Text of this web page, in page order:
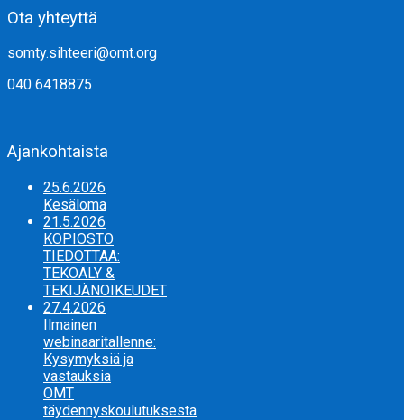
Ota yhteyttä
somty.sihteeri@omt.org
040 6418875
Ajankohtaista
25.6.2026
Kesäloma
21.5.2026
KOPIOSTO
TIEDOTTAA:
TEKOÄLY &
TEKIJÄNOIKEUDET
27.4.2026
Ilmainen
webinaaritallenne:
Kysymyksiä ja
vastauksia
OMT
täydennyskoulutuksesta